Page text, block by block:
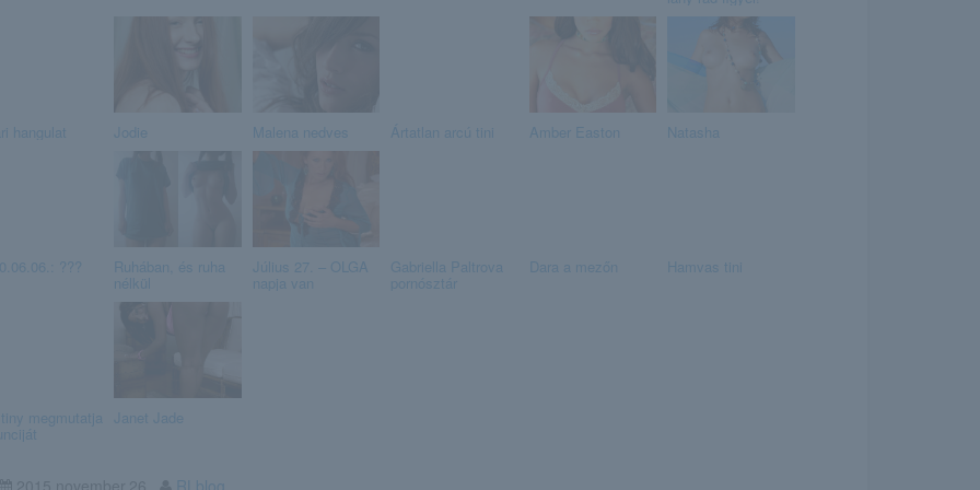
hangulat Jodie Malena nedves Ártatlan arcú tini Amber Easton Natasha
??? Ruhában, és ruha
nélkül
Július 27. – OLGA
napja van
Gabriella Paltrova
pornósztár
Dara a mezőn Hamvas tini
megmutatja Janet Jade
RLblog